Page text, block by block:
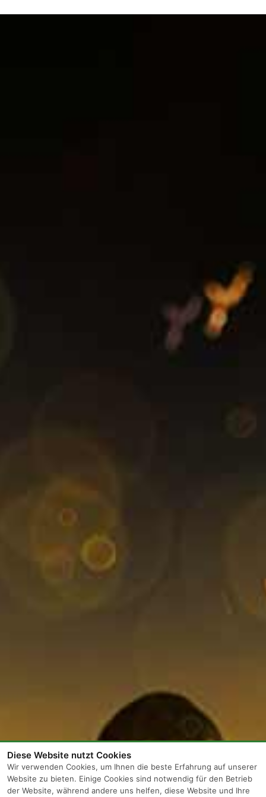
Diese Website nutzt Cookies
Wir verwenden Cookies, um Ihnen die beste Erfahrung auf unserer
Website zu bieten. Einige Cookies sind notwendig für den Betrieb
der Website, während andere uns helfen, diese Website und Ihre